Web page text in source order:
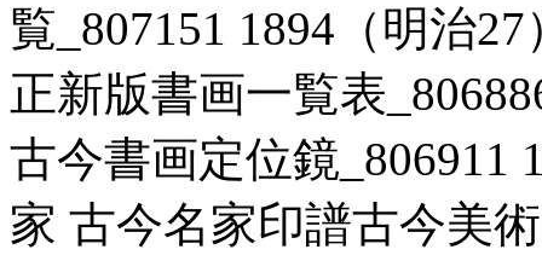
覧_807151 1894（明治
正新版書画一覧表
古今書画定位鏡_806911
家 古今名家印譜古今美